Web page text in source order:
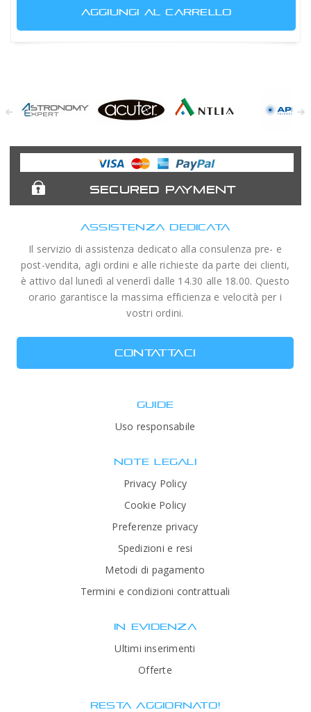
AGGIUNGI AL CARRELLO
Expert
Telescopes
SECURED PAYMENT
ASSISTENZA DEDICATA
Il servizio di assistenza dedicato alla consulenza pre- e
post-vendita, agli ordini e alle richieste da parte dei clienti,
è attivo dal lunedì al venerdì dalle 14.30 alle 18.00. Questo
orario garantisce la massima efficienza e velocità per i
vostri ordini.
CONTATTACI
GUIDE
Uso responsabile
NOTE LEGALI
Privacy Policy
Cookie Policy
Preferenze privacy
Spedizioni e resi
Metodi di pagamento
Termini e condizioni contrattuali
IN EVIDENZA
Ultimi inserimenti
Offerte
RESTA AGGIORNATO!